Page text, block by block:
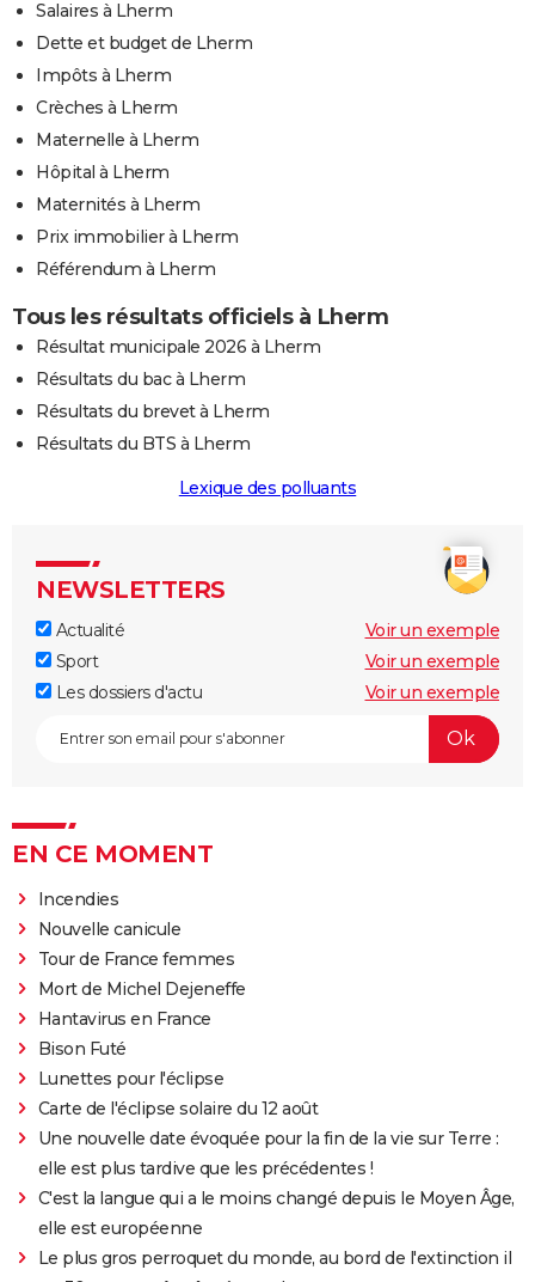
Salaires à Lherm
Dette et budget de Lherm
Impôts à Lherm
Crèches à Lherm
Maternelle à Lherm
Hôpital à Lherm
Maternités à Lherm
Prix immobilier à Lherm
Référendum à Lherm
Tous les résultats officiels à Lherm
Résultat municipale 2026 à Lherm
Résultats du bac à Lherm
Résultats du brevet à Lherm
Résultats du BTS à Lherm
Lexique des polluants
NEWSLETTERS
Actualité
Voir un exemple
Sport
Voir un exemple
Les dossiers d'actu
Voir un exemple
EN CE MOMENT
Incendies
Nouvelle canicule
Tour de France femmes
Mort de Michel Dejeneffe
Hantavirus en France
Bison Futé
Lunettes pour l'éclipse
Carte de l'éclipse solaire du 12 août
Une nouvelle date évoquée pour la fin de la vie sur Terre :
elle est plus tardive que les précédentes !
C'est la langue qui a le moins changé depuis le Moyen Âge,
elle est européenne
Le plus gros perroquet du monde, au bord de l'extinction il